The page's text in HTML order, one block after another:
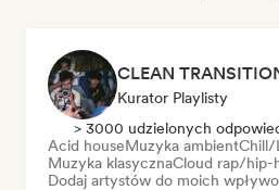
CLEAN
Kurator Playlisty
> 3000 udzielonych
Acid houseMuzyka ambientChill/
Muzyka klasycznaCloud rap/hip-
Dodaj artystów do moich